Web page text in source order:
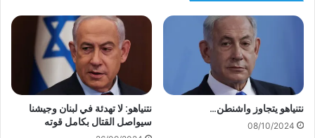
نتنياهو يتجاوز واشنطن…
08/10/2024
نتنياهو: لا تهدئة في لبنان وجيشنا
سيواصل القتال بكامل قوته